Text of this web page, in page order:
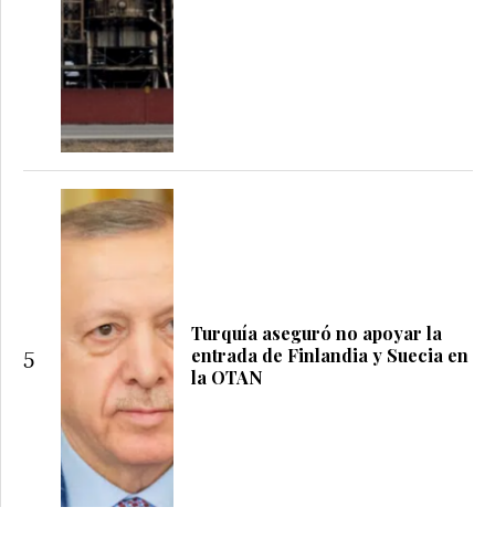
5
Turquía aseguró no apoyar la
entrada de Finlandia y Suecia en
la OTAN